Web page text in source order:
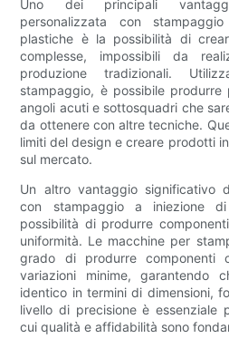
Uno dei principali
personalizzata con
plastiche è la possibilità di
complesse, impossibili da
produzione tradizionali.
stampaggio, è possibile
angoli acuti e sottosquadri che
da ottenere con altre tecniche.
limiti del design e creare prodotti
sul mercato.
Un altro vantaggio significativo
con stampaggio a iniezione
possibilità di produrre
uniformità. Le macchine per
grado di produrre componenti
variazioni minime, garantendo
identico in termini di dimensioni,
livello di precisione è essenziale
cui qualità e affidabilità sono